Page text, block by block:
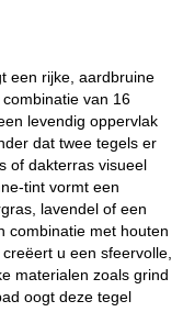
een rijke, aardbruine
van 16
levendig oppervlak
dat twee tegels er
of dakterras visueel
tint vormt een
lavendel of een
combinatie met houten
u een sfeervolle,
materialen zoals grind
oogt deze tegel